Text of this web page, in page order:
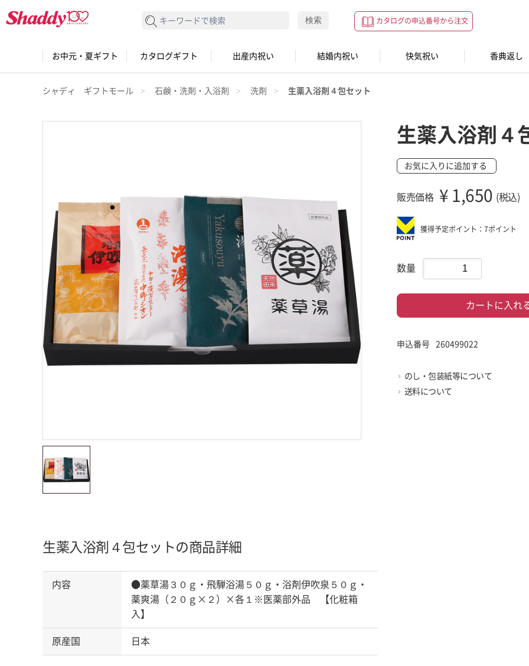
カタログの申込番号から注文
検索する 検索
お中元・夏ギフト カタログギフト 出産内祝い 結婚内祝い 快気祝い 香典返し
シャディ ギフトモール 石鹸・洗剤・入浴剤 洗剤 生薬入浴剤４包セット
生薬入浴剤４
お気に入りに追加する
販売価格 ¥ 1,650 (税込)
獲得予定ポイント：7ポイント
数量
カートに入れ
申込番号 260499022
のし・包装紙等について
送料について
生薬入浴剤４包セットの商品詳細
内容
●薬草湯３０ｇ・飛騨浴湯５０ｇ・浴剤伊吹泉５０ｇ・
薬爽湯（２０ｇ×２）×各１※医薬部外品 【化粧箱
入】
原産国 日本